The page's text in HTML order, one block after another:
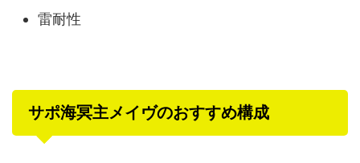
雷耐性
サポ海冥主メイヴのおすすめ構成